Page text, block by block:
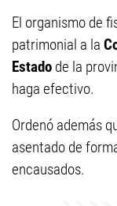
El organismo de
patrimonial a la
Estado de la
haga efectivo.
Ordenó además
asentado de
encausados.